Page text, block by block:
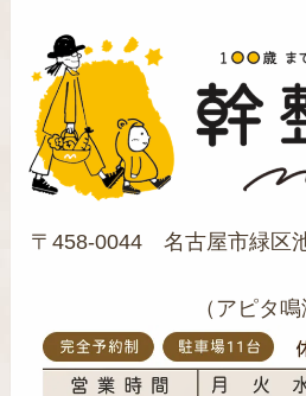
〒458-0044 名古屋市緑区
（アピタ